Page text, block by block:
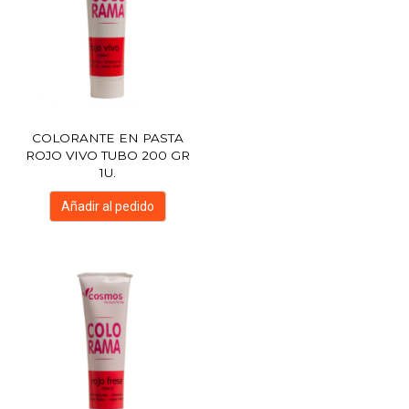
COLORANTE EN PASTA
ROJO VIVO TUBO 200 GR
1U.
Añadir al pedido